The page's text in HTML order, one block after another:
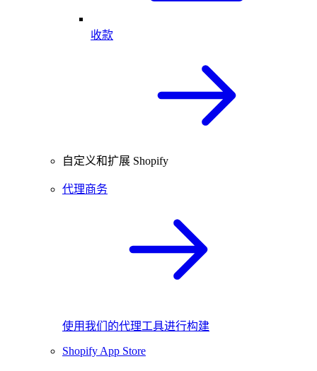
收款
自定义和扩展 Shopify
代理商务
使用我们的代理工具进行构建
Shopify App Store